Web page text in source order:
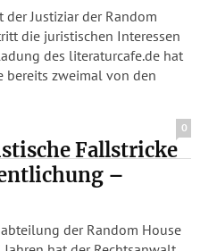
der Justiziar der Random
die juristischen Interessen
des literaturcafe.de hat
bereits zweimal von den
0
Fallstricke
–
der Random House